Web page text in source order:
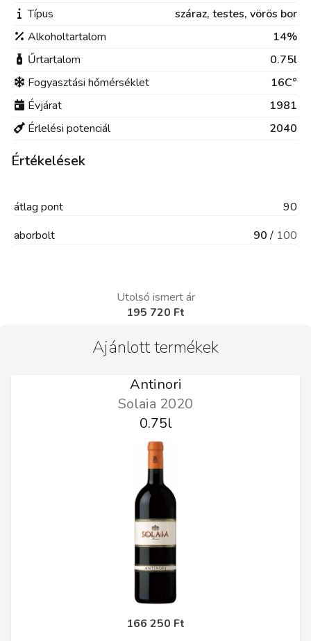
Típus
száraz, testes, vörös bor
Alkoholtartalom
14%
Űrtartalom
0.75l
Fogyasztási hőmérséklet
16C°
Évjárat
1981
Érlelési potenciál
2040
Értékelések
átlag pont
90
aborbolt
90 / 100
Utolsó ismert ár
195 720 Ft
Ajánlott termékek
Antinori
Solaia 2020
0.75l
166 250 Ft